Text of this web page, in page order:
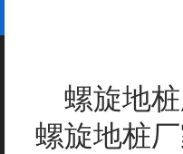
螺旋地桩
螺旋地桩